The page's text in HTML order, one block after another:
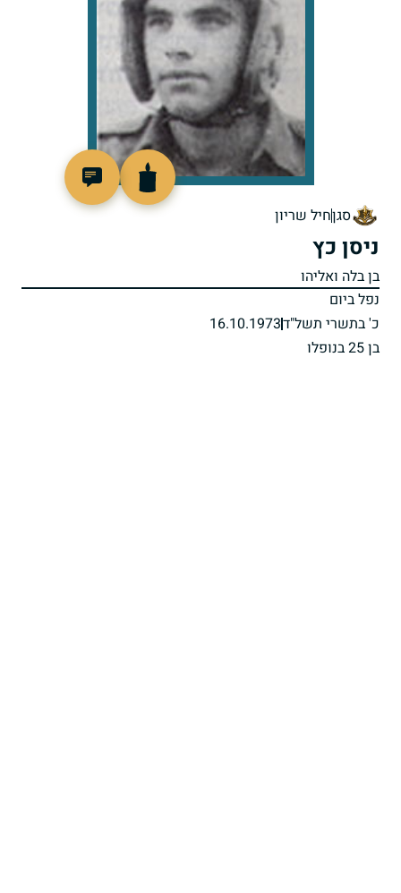
סגןחיל שריון
ניסן כץ
בן בלה ואליהו
נפל ביום
כ' בתשרי תשל"ד16.10.1973
בן 25 בנופלו